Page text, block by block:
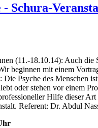
Schura-
(11.-18.10.14): Auch die
beginnen mit einem
Psyche des Menschen
oder stehen vor einem
Hilfe dieser
Referent: Dr. Abdul